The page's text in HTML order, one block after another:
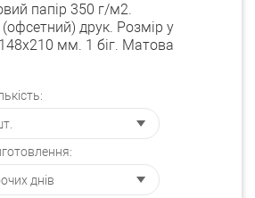
папір 350 г/м2.
друк. Розмір у
мм. 1 біг. Матова